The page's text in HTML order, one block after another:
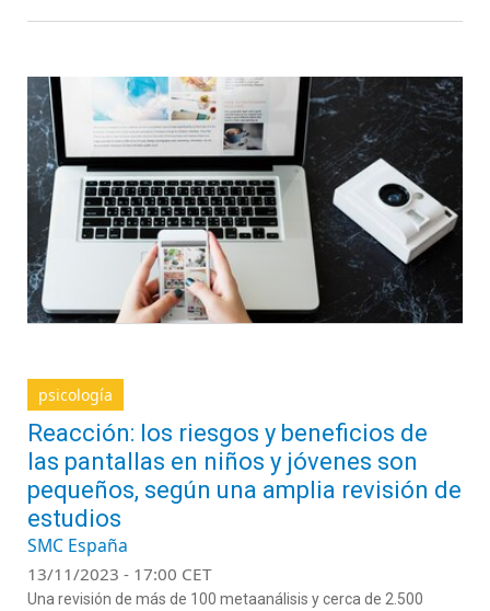
psicología
Reacción: los riesgos y beneficios de
las pantallas en niños y jóvenes son
pequeños, según una amplia revisión de
estudios
SMC España
13/11/2023 - 17:00 CET
Una revisión de más de 100 metaanálisis y cerca de 2.500